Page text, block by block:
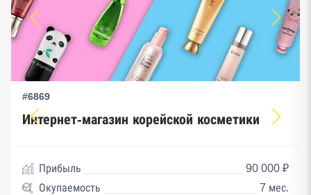
#6869
Интернет-магазин корейской косметики
Прибыль
90 000 ₽
Окупаемость
7 мес.